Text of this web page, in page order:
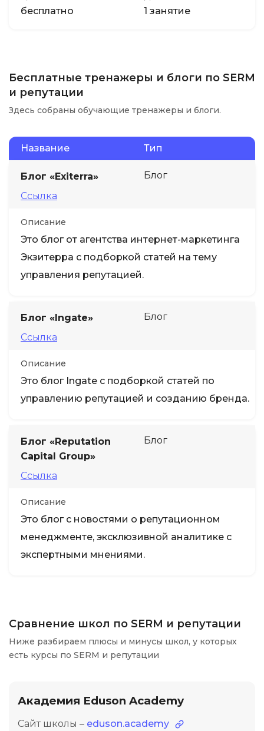
бесплатно 1 занятие
Бесплатные тренажеры и блоги по SERM
и репутации
Здесь собраны обучающие тренажеры и блоги.
Название Тип
Блог «Exiterra»
Ссылка
Блог
Описание
Это блог от агентства интернет-маркетинга
Экзитерра с подборкой статей на тему
управления репутацией.
Блог «Ingate»
Ссылка
Блог
Описание
Это блог Ingate с подборкой статей по
управлению репутацией и созданию бренда.
Блог «Reputation
Capital Group»
Ссылка
Блог
Описание
Это блог с новостями о репутационном
менеджменте, эксклюзивной аналитике с
экспертными мнениями.
Сравнение школ по SERM и репутации
Ниже разбираем плюсы и минусы школ, у которых
есть курсы по SERM и репутации
Академия Eduson Academy
Сайт школы – eduson.academy